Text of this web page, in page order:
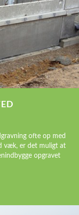
ofte op med
væk, er det muligt at
opgravet